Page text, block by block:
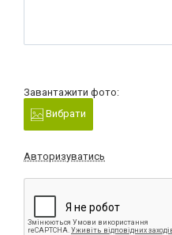
Завантажити фото:
Вибрати
Авторизуватись